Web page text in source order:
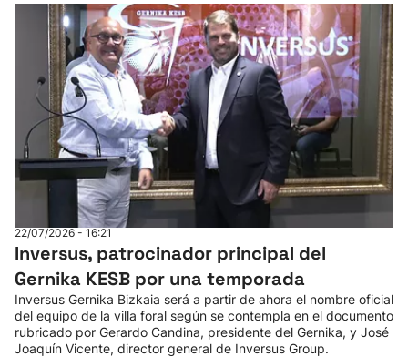
22/07/2026 - 16:21
Inversus, patrocinador principal del
Gernika KESB por una temporada
Inversus Gernika Bizkaia será a partir de ahora el nombre oficial
del equipo de la villa foral según se contempla en el documento
rubricado por Gerardo Candina, presidente del Gernika, y José
Joaquín Vicente, director general de Inversus Group.